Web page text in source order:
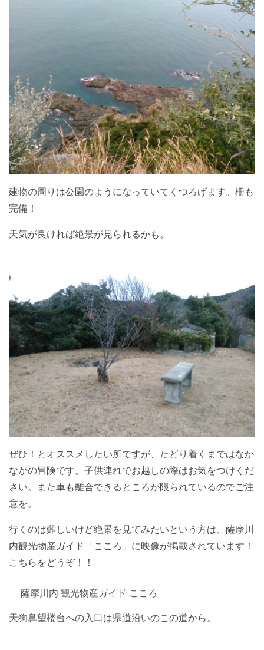
建物の周りは公園のようになっていてくつろげます。柵も
完備！
天気が良ければ絶景が見られるかも。
ぜひ！とオススメしたい所ですが、たどり着くまではなか
なかの冒険です。子供連れでお越しの際はお気をつけくだ
さい。また車も離合できるところが限られているのでご注
意を。
行くのは難しいけど絶景を見てみたいという方は、薩摩川
内観光物産ガイド「こころ」に映像が掲載されています！
こちらをどうぞ！！
薩摩川内 観光物産ガイド こころ
天狗鼻望楼台への入口は県道沿いのこの道から。